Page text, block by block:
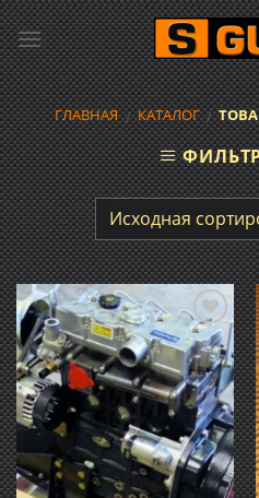
Skip
to
content
ГЛАВНАЯ / КАТАЛОГ /
Добавить
в список
желаний